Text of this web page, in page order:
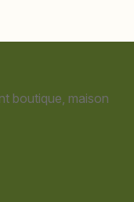
boutique, maison